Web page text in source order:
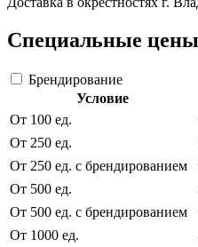
Специальные цены
Брендирование
Условие
От 100 ед.
От 250 ед.
От 250 ед. с брендированием
От 500 ед.
От 500 ед. с брендированием
От 1000 ед.